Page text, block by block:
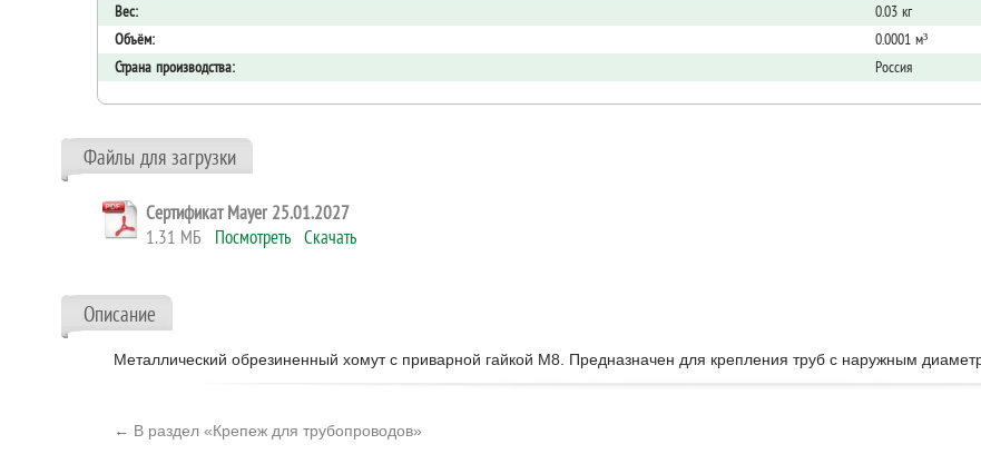
Вес:
0.03 кг
Объём:
0.0001 м³
Страна производства:
Россия
Файлы для загрузки
Сертификат Mayer 25.01.2027
1.31 МБ Посмотреть Скачать
Описание
Металлический обрезиненный хомут c приварной гайкой М8. Предназначен для крепления труб с наружным
← В раздел «Крепеж для трубопроводов»